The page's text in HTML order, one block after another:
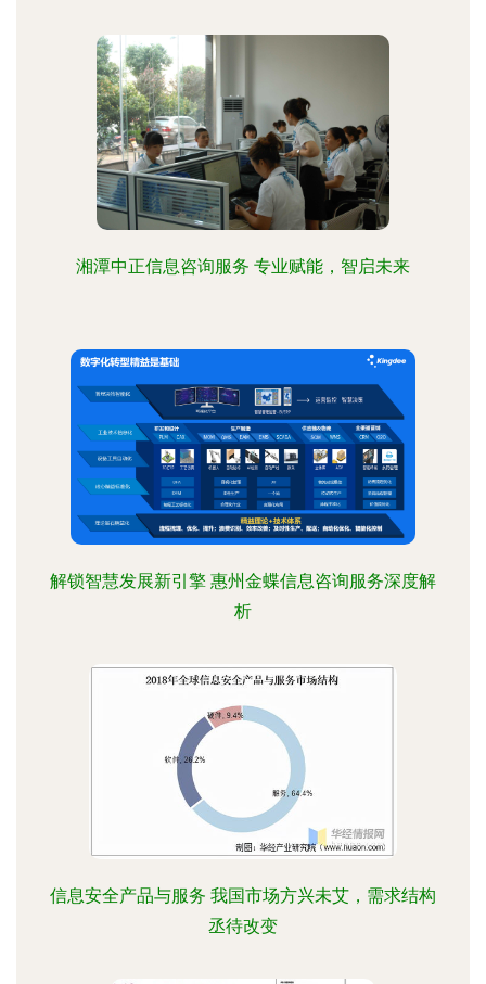
湘潭中正信息咨询服务 专业赋能，智启未来
解锁智慧发展新引擎 惠州金蝶信息咨询服务深度解
析
信息安全产品与服务 我国市场方兴未艾，需求结构
丞待改变